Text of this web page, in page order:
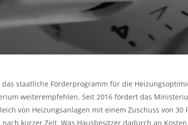
staatliche Förderprogramm für die
weiterempfehlen. Seit 2016 fördert das
von Heizungsanlagen mit einem Zuschuss von 30
kurzer Zeit. Was Hausbesitzer dadurch an